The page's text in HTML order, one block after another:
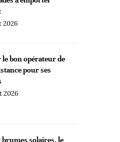
2026
bon opérateur de
pour ses
2026
brumes solaires, le